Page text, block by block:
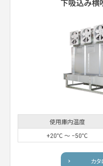
下吸込み横
使用庫内温度
+20℃ 〜 −50℃
カタ